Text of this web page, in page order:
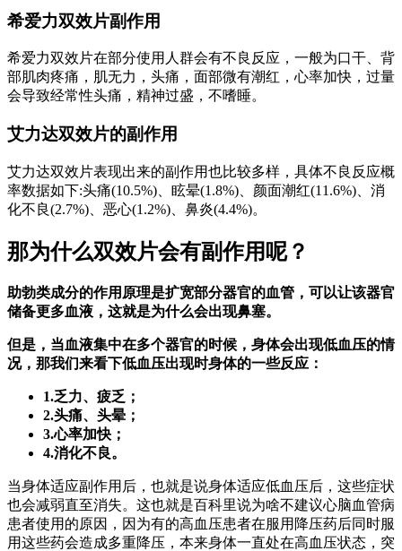
希爱力双效片副作用
希爱力双效片在部分使用人群会有不良反应，一般为口干、背
部肌肉疼痛，肌无力，头痛，面部微有潮红，心率加快，过量
会导致经常性头痛，精神过盛，不嗜睡。
艾力达双效片的副作用
艾力达双效片表现出来的副作用也比较多样，具体不良反应概
率数据如下:头痛(10.5%)、眩晕(1.8%)、颜面潮红(11.6%)、消
化不良(2.7%)、恶心(1.2%)、鼻炎(4.4%)。
那为什么双效片会有副作用呢？
助勃类成分的作用原理是扩宽部分器官的血管，可以让该器官
储备更多血液，这就是为什么会出现鼻塞。
但是，当血液集中在多个器官的时候，身体会出现低血压的情
况，那我们来看下低血压出现时身体的一些反应：
1.乏力、疲乏；
2.头痛、头晕；
3.心率加快；
4.消化不良。
当身体适应副作用后，也就是说身体适应低血压后，这些症状
也会减弱直至消失。这也就是百科里说为啥不建议心脑血管病
患者使用的原因，因为有的高血压患者在服用降压药后同时服
用这些药会造成多重降压，本来身体一直处在高血压状态，突